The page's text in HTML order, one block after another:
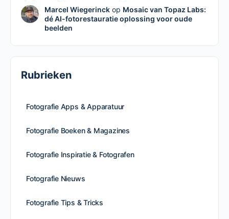
Marcel Wiegerinckop Mosaic van Topaz Labs:
dé AI-fotorestauratie oplossing voor oude
beelden
Rubrieken
Fotografie Apps & Apparatuur
Fotografie Boeken & Magazines
Fotografie Inspiratie & Fotografen
Fotografie Nieuws
Fotografie Tips & Tricks